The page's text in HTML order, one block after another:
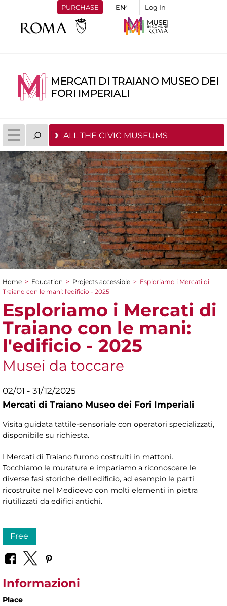
PURCHASE Log In
MERCATI DI TRAIANO MUSEO DEI
FORI IMPERIALI
ALL THE CIVIC MUSEUMS
You are here
Home > Education > Projects accessible > Esploriamo i Mercati di
Traiano con le mani: l'edificio - 2025
Esploriamo i Mercati di
Traiano con le mani:
l'edificio - 2025
Musei da toccare
02/01 - 31/12/2025
Mercati di Traiano Museo dei Fori Imperiali
Visita guidata tattile-sensoriale con operatori specializzati,
disponibile su richiesta.
I Mercati di Traiano furono costruiti in mattoni.
Tocchiamo le murature e impariamo a riconoscere le
diverse fasi storiche dell'edificio, ad esempio le parti
ricostruite nel Medioevo con molti elementi in pietra
riutilizzati da edifici antichi.
Free
Informazioni
Place